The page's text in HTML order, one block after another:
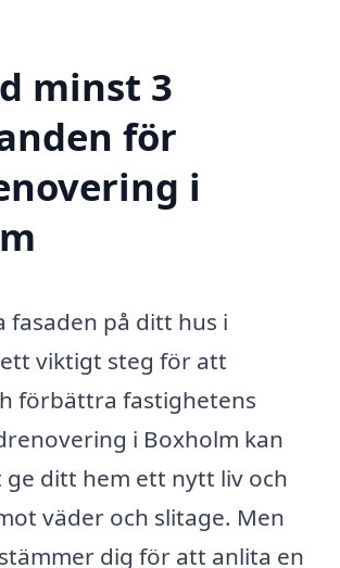
minst 3
för
i
fasaden på ditt hus i
viktigt steg för att
förbättra fastighetens
i Boxholm kan
ditt hem ett nytt liv och
väder och slitage. Men
dig för att anlita en